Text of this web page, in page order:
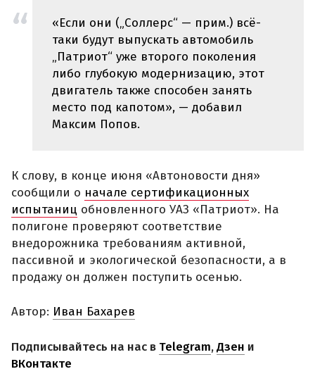
«Если они („Соллерс“ — прим.) всё-
таки будут выпускать автомобиль
„Патриот“ уже второго поколения
либо глубокую модернизацию, этот
двигатель также способен занять
место под капотом», — добавил
Максим Попов.
К слову, в конце июня «Автоновости дня»
сообщили о начале сертификационных
испытаниц обновленного УАЗ «Патриот». На
полигоне проверяют соответствие
внедорожника требованиям активной,
пассивной и экологической безопасности, а в
продажу он должен поступить осенью.
Автор: Иван Бахарев
Подписывайтесь на нас в Telegram,Дзен и
ВКонтакте